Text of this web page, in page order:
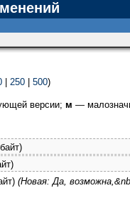
250 500)
версии; м —
(Новая: Да,